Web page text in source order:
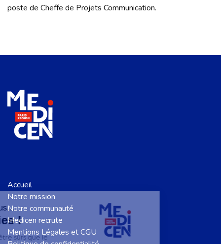
Salut c'est nous...
les Cookies !
On a attendu d'être sûrs que le
poste de Cheffe de Projets Communication.
Accueil
Notre mission
Notre communauté
Medicen recrute
Mentions Légales et CGU